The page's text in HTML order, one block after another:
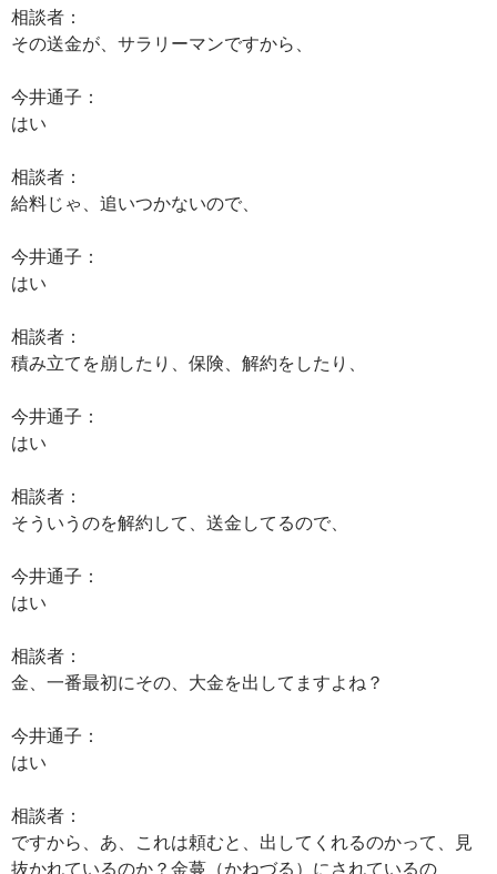
相談者：
その送金が、サラリーマンですから、
今井通子：
はい
相談者：
給料じゃ、追いつかないので、
今井通子：
はい
相談者：
積み立てを崩したり、保険、解約をしたり、
今井通子：
はい
相談者：
そういうのを解約して、送金してるので、
今井通子：
はい
相談者：
金、一番最初にその、大金を出してますよね？
今井通子：
はい
相談者：
ですから、あ、これは頼むと、出してくれるのかって、見
抜かれているのか？金蔓（かねづる）にされているの